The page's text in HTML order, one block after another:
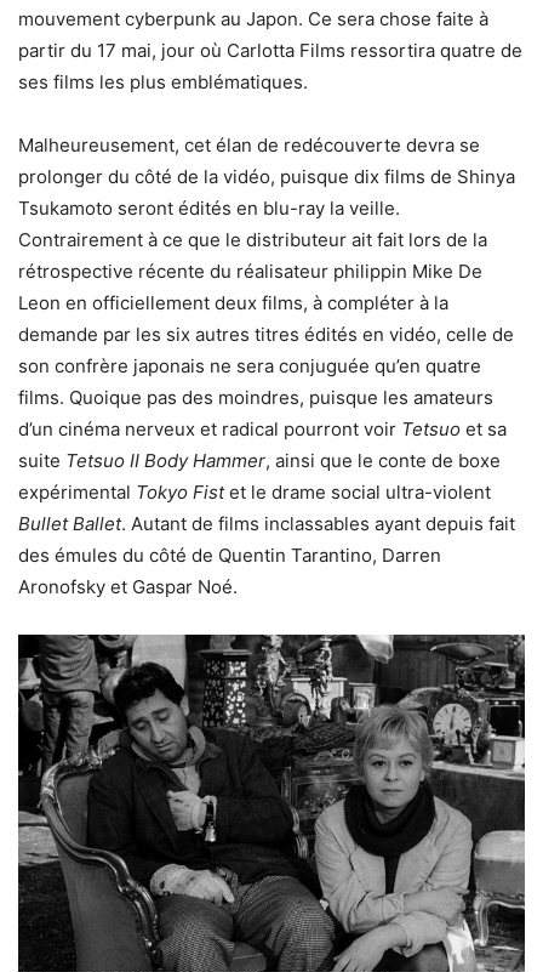
mouvement cyberpunk au Japon. Ce sera chose faite à
partir du 17 mai, jour où Carlotta Films ressortira quatre de
ses films les plus emblématiques.
Malheureusement, cet élan de redécouverte devra se
prolonger du côté de la vidéo, puisque dix films de Shinya
Tsukamoto seront édités en blu-ray la veille.
Contrairement à ce que le distributeur ait fait lors de la
rétrospective récente du réalisateur philippin Mike De
Leon en officiellement deux films, à compléter à la
demande par les six autres titres édités en vidéo, celle de
son confrère japonais ne sera conjuguée qu’en quatre
films. Quoique pas des moindres, puisque les amateurs
d’un cinéma nerveux et radical pourront voir Tetsuo et sa
suite Tetsuo II Body Hammer, ainsi que le conte de boxe
expérimental Tokyo Fistet le drame social ultra-violent
Bullet Ballet. Autant de films inclassables ayant depuis fait
des émules du côté de Quentin Tarantino, Darren
Aronofsky et Gaspar Noé.